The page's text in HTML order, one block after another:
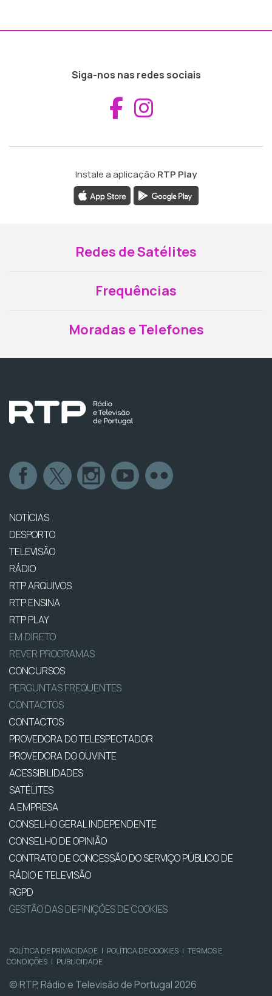
Siga-nos nas redes sociais
Aceder ao
Instale a aplicação RTP Play
Redes de Satélites
Frequências
Moradas e Telefones
NOTÍCIAS
DESPORTO
TELEVISÃO
RÁDIO
RTP ARQUIVOS
RTP ENSINA
RTP PLAY
EM DIRETO
REVER PROGRAMAS
CONCURSOS
PERGUNTAS FREQUENTES
CONTACTOS
CONTACTOS
PROVEDORA DO TELESPECTADOR
PROVEDORA DO OUVINTE
ACESSIBILIDADES
SATÉLITES
A EMPRESA
CONSELHO GERAL INDEPENDENTE
CONSELHO DE OPINIÃO
CONTRATO DE CONCESSÃO DO SERVIÇO PÚBLICO DE
RÁDIO E TELEVISÃO
RGPD
GESTÃO DAS DEFINIÇÕES DE COOKIES
POLÍTICA DE PRIVACIDADE | POLÍTICA DE COOKIES | TERMOS E
CONDIÇÕES | PUBLICIDADE
© RTP, Rádio e Televisão de Portugal 2026